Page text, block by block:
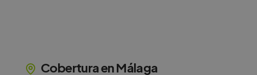
Cobertura enMálaga